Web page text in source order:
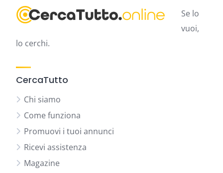
Se lo
vuoi,
lo cerchi.
CercaTutto
Chi siamo
Come funziona
Promuovi i tuoi annunci
Ricevi assistenza
Magazine